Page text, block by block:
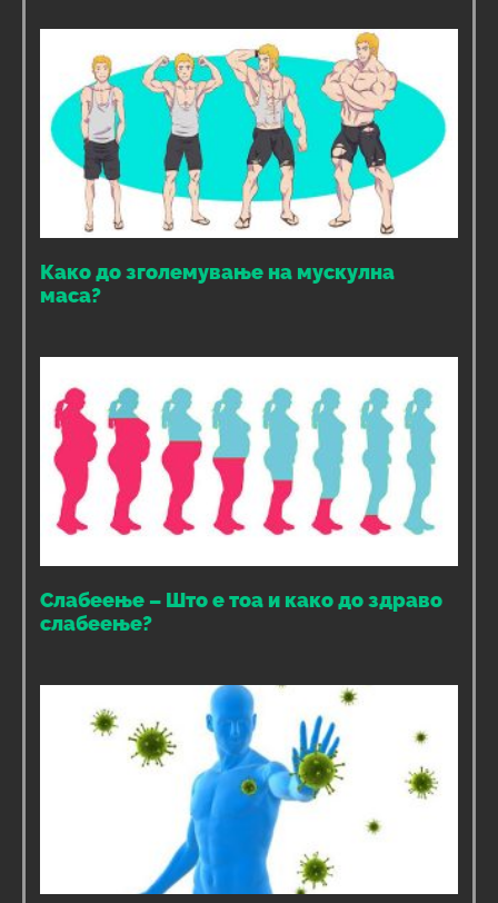
Како до зголемување на мускулна
маса?
Слабеење – Што е тоа и како до здраво
слабеење?